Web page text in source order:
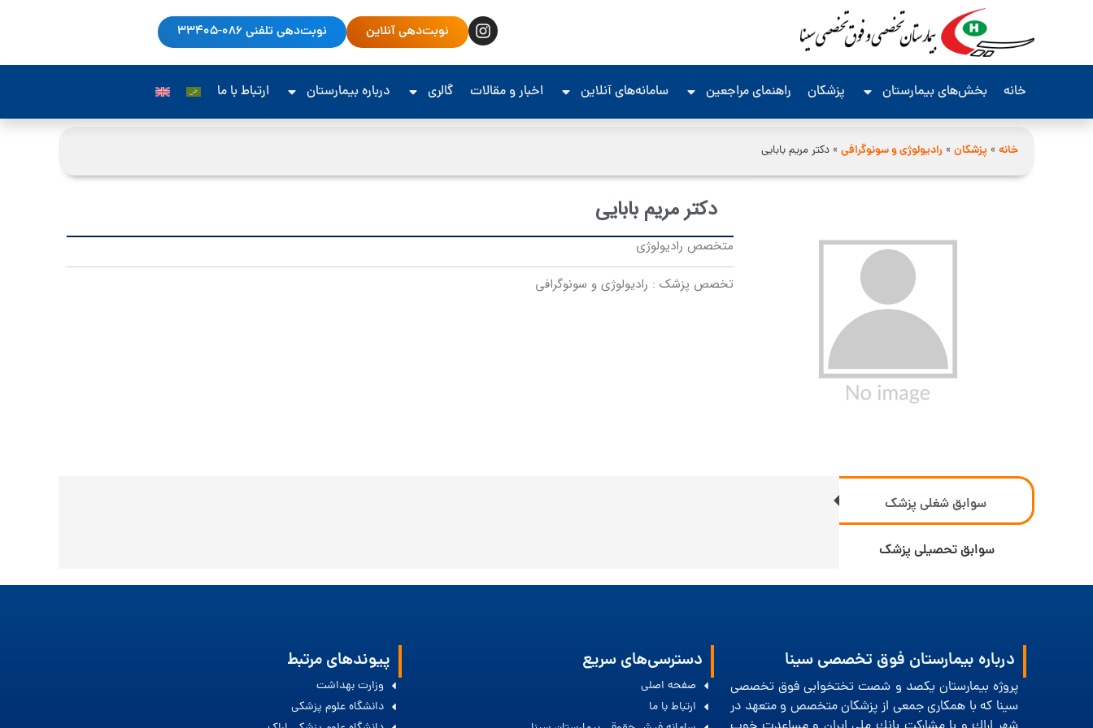
نوبت‌دهی آنلاین نوبت‌دهی تلفنی 086-33405
خانه بخش‌های بیمارستان پزشکان راهنمای مراجعین سامانه‌های آنلاین اخبار و مقالات گالری درباره‌ بیمارستان ارتباط با ما
خانه » پزشکان » رادیولوژی و سونوگرافی » دکتر مریم بابایی
دکتر مریم بابایی
متخصص رادیولوژی
تخصص پزشک : رادیولوژی و سونوگرافی
سوابق شغلی پزشک
سوابق تحصیلی پزشک
درباره بیمارستان فوق تخصصی سینا
پروژه بیمارستان یكصد و شصت تختخوابی فوق تخصصی
سینا كه با همكاری جمعی از پزشكان متخصص و متعهد در
دسترسی‌های سریع
صفحه اصلی
ارتباط با ما
پیوندهای مرتبط
وزارت بهداشت
دانشگاه علوم پزشکی